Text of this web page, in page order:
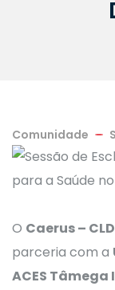
Comunidade
O Caerus –
parceria com a
ACES Tâmega